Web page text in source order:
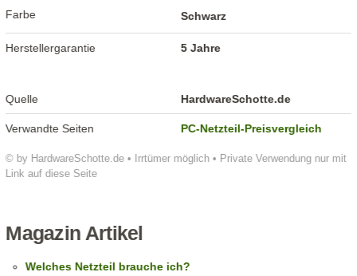
© by HardwareSchotte.de • Irrtümer möglich • Private Verwendung nur mit
Link auf diese Seite
Farbe Schwarz
Herstellergarantie 5 Jahre
Quelle HardwareSchotte.de
Verwandte Seiten PC-Netzteil-Preisvergleich
Magazin Artikel
Welches Netzteil brauche ich?